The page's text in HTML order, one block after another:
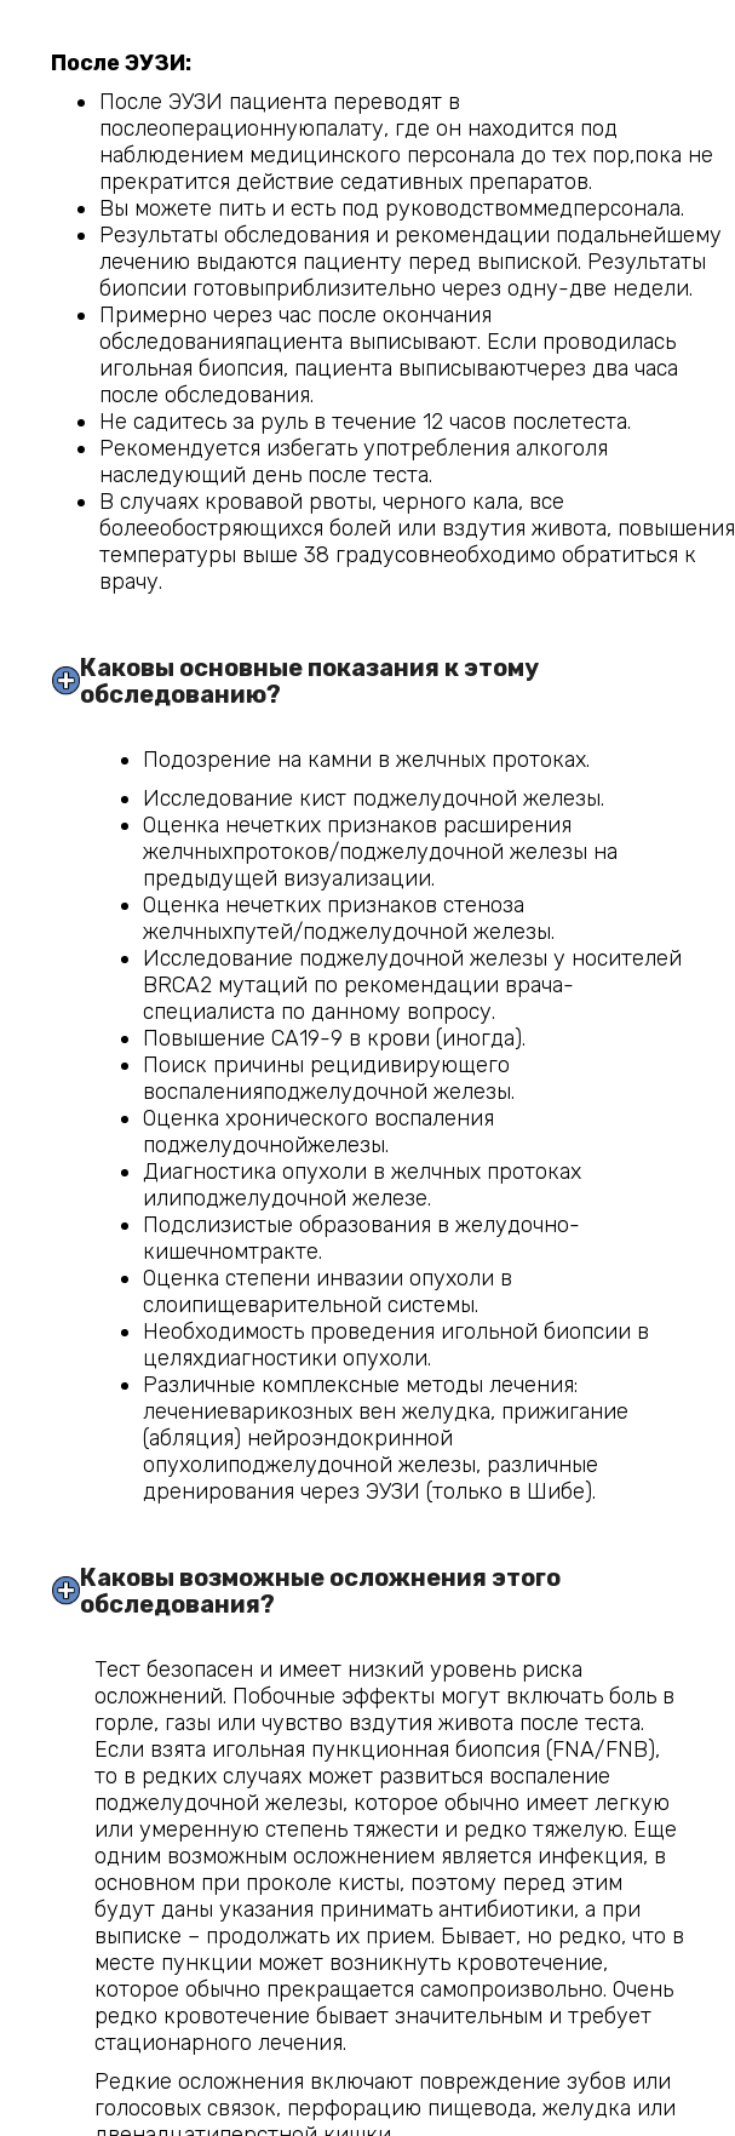
После ЭУЗИ:
После ЭУЗИ пациента переводят в
послеоперационнуюпалату, где он находится под
наблюдением медицинского персонала до тех пор,пока не
прекратится действие седативных препаратов.
Вы можете пить и есть под руководствоммедперсонала.
Результаты обследования и рекомендации подальнейшему
лечению выдаются пациенту перед выпиской. Результаты
биопсии готовыприблизительно через одну-две недели.
Примерно через час после окончания
обследованияпациента выписывают. Если проводилась
игольная биопсия, пациента выписываютчерез два часа
после обследования.
Не садитесь за руль в течение 12 часов послетеста.
Рекомендуется избегать употребления алкоголя
наследующий день после теста.
В случаях кровавой рвоты, черного кала, все
болееобостряющихся болей или вздутия живота, повышения
температуры выше 38 градусовнеобходимо обратиться к
врачу.
Каковы основные показания к этому
обследованию?
Подозрение на камни в желчных протоках.
Исследование кист поджелудочной железы.
Оценка нечетких признаков расширения
желчныхпротоков/поджелудочной железы на
предыдущей визуализации.
Оценка нечетких признаков стеноза
желчныхпутей/поджелудочной железы.
Исследование поджелудочной железы у носителей
BRCA2 мутаций по рекомендации врача-
специалиста по данному вопросу.
Повышение СА19-9 в крови (иногда).
Поиск причины рецидивирующего
воспаленияподжелудочной железы.
Оценка хронического воспаления
поджелудочнойжелезы.
Диагностика опухоли в желчных протоках
илиподжелудочной железе.
Подслизистые образования в желудочно-
кишечномтракте.
Оценка степени инвазии опухоли в
слоипищеварительной системы.
Необходимость проведения игольной биопсии в
целяхдиагностики опухоли.
Различные комплексные методы лечения:
лечениеварикозных вен желудка, прижигание
(абляция) нейроэндокринной
опухолиподжелудочной железы, различные
дренирования через ЭУЗИ (только в Шибе).
Каковы возможные осложнения этого
обследования?
Тест безопасен и имеет низкий уровень риска
осложнений. Побочные эффекты могут включать боль в
горле, газы или чувство вздутия живота после теста.
Если взята игольная пункционная биопсия (FNA/FNB),
то в редких случаях может развиться воспаление
поджелудочной железы, которое обычно имеет легкую
или умеренную степень тяжести и редко тяжелую. Еще
одним возможным осложнением является инфекция, в
основном при проколе кисты, поэтому перед этим
будут даны указания принимать антибиотики, а при
выписке – продолжать их прием. Бывает, но редко, что в
месте пункции может возникнуть кровотечение,
которое обычно прекращается самопроизвольно. Очень
редко кровотечение бывает значительным и требует
стационарного лечения.
Редкие осложнения включают повреждение зубов или
голосовых связок, перфорацию пищевода, желудка или